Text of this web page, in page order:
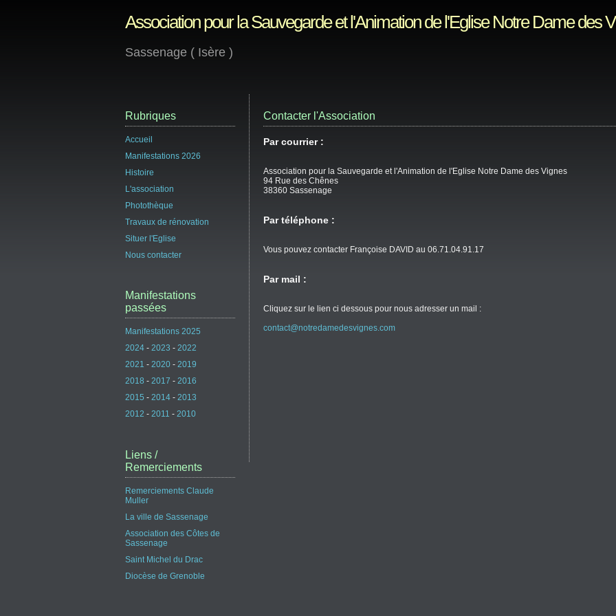
Association pour la Sauvegarde et l'Animation de l'Eglise Notre Dame des
Sassenage ( Isère )
Contacter l'Association
Par courrier :
Association pour la Sauvegarde et l'Animation de l'Eglise Notre Dame des Vignes
94 Rue des Chênes
38360 Sassenage
Par téléphone :
Vous pouvez contacter Françoise DAVID au 06.71.04.91.17
Par mail :
Cliquez sur le lien ci dessous pour nous adresser un mail :
contact@notredamedesvignes.com
Rubriques
Accueil
Manifestations 2026
Histoire
L'association
Photothèque
Travaux de rénovation
Situer l'Eglise
Nous contacter
Manifestations
passées
Manifestations 2025
2024 - 2023 - 2022
2021 - 2020 - 2019
2018 - 2017 - 2016
2015 - 2014 - 2013
2012 - 2011 - 2010
Liens /
Remerciements
Remerciements Claude
Muller
La ville de Sassenage
Association des Côtes de
Sassenage
Saint Michel du Drac
Diocèse de Grenoble